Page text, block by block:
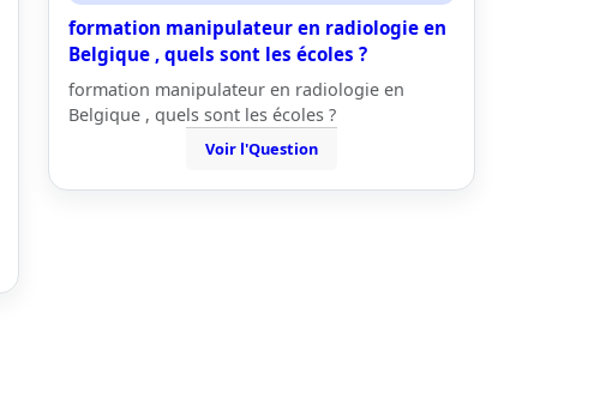
formation manipulateur en radiologie en
Belgique , quels sont les écoles ?
formation manipulateur en radiologie en
Belgique , quels sont les écoles ?
Voir l'Question